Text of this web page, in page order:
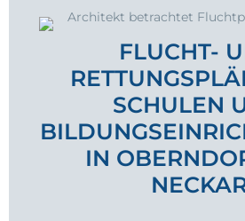
FLUCHT-
SCHULEN
IN